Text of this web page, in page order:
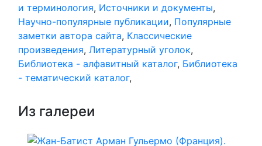
и терминология, Источники и документы,
Научно-популярные публикации, Популярные
заметки автора сайта, Классические
произведения, Литературный уголок,
Библиотека - алфавитный каталог, Библиотека
- тематический каталог,
Из галереи